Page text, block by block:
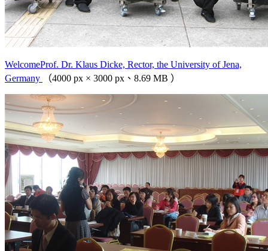
WelcomeProf. Dr. Klaus Dicke, Rector, the University of Jena,
Germany
（4000 px × 3000 px、8.69 MB ）